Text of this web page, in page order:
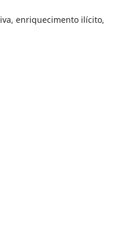
enriquecimento ilícito,